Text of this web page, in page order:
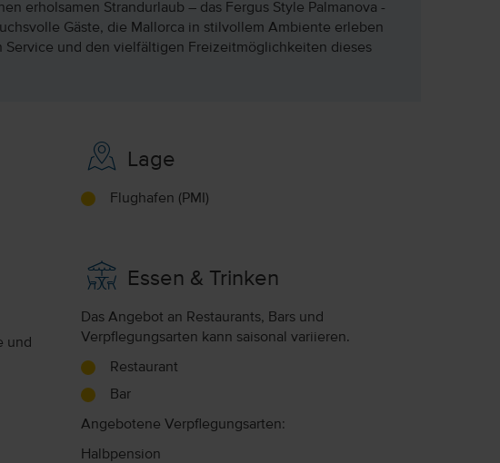
erholsamen Strandurlaub – das Fergus Style Palmanova -
Gäste, die Mallorca in stilvollem Ambiente erleben
Service und den vielfältigen Freizeitmöglichkeiten dieses
Lage
Flughafen (PMI)
und
Essen & Trinken
Das Angebot an Restaurants, Bars und
Verpflegungsarten kann saisonal variieren.
Restaurant
Bar
Angebotene Verpflegungsarten:
Halbpension